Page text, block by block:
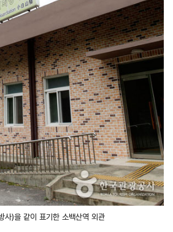
사)을 같이 표기한 소백산역 외관